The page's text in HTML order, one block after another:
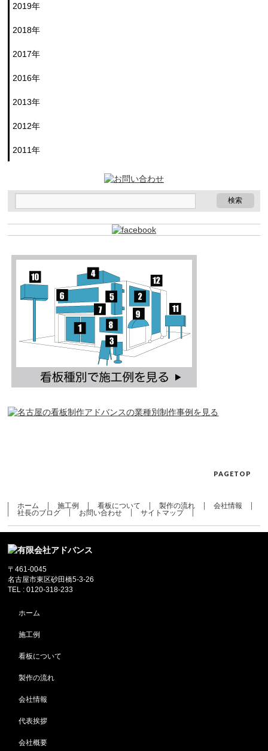
2019年
2018年
2017年
2016年
2013年
2012年
2011年
PAGETOP
ホーム 施工例 看板について 製作の流れ
会社情報
社長のブログ
お問い合わせ サイトマップ
〒461-0045
名古屋市東区砂田橋5-3-26
TEL : 0120-318-233
ホーム
施工例
看板について
製作の流れ
会社情報
代表挨拶
会社概要